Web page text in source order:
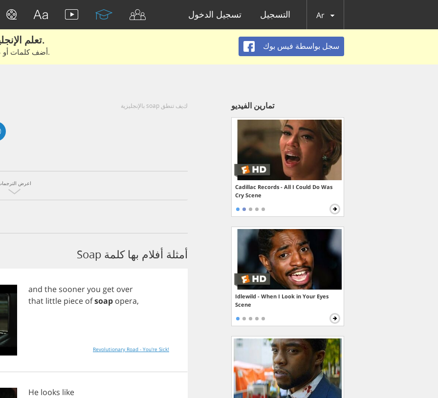
تسجيل الدخول التسجيل Ar
تعلم الإنجليزية الحقيقية من الأفلام والكتب.
أضف كلمات أو عبارات للتعلم والتدريب مع متعلمين آخرين.
سجل بواسطة فيس بوك
كيف تنطق soap بالإنجليزية
اعرض
أمثلة أفلام بها كلمة Soap
and the sooneryou get over
that little piece ofsoap opera,
Revolutionary Road - You're Sick!
He looks like
تمارين الفيديو
Cadillac Records - All I Could Do Was
Cry Scene
Idlewild - When I Look in Your Eyes
Scene